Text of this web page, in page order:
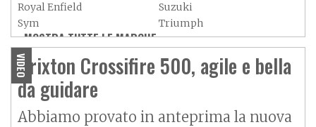
Royal Enfield
Suzuki
Sym
Triumph
Vespa
Yamaha
Adiva
Adly
Aeon
Aspes
Axy
MOSTRA TUTTE LE MARCHE »
VIDEO
Brixton Crossifire 500, agile e bella
da guidare
Abbiamo provato in anteprima la nuova